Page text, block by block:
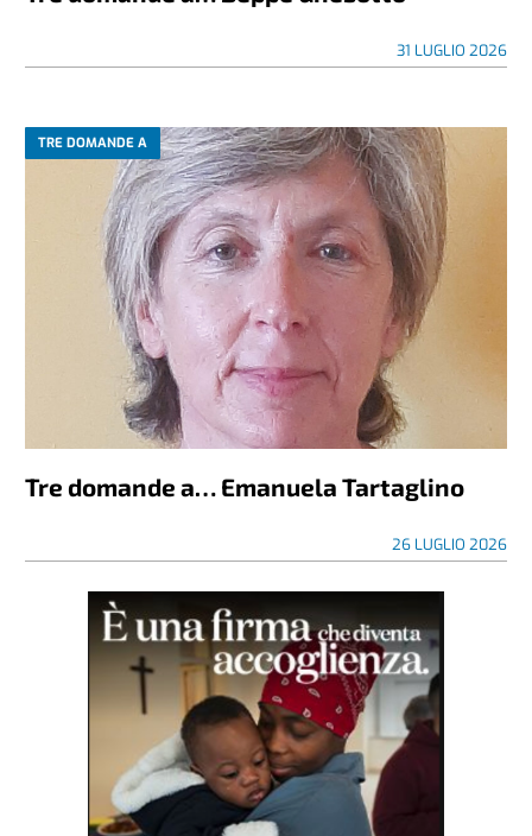
31 LUGLIO 2026
TRE DOMANDE A
Tre domande a… Emanuela Tartaglino
26 LUGLIO 2026